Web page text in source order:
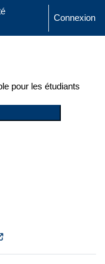
Connexion
pour les étudiants